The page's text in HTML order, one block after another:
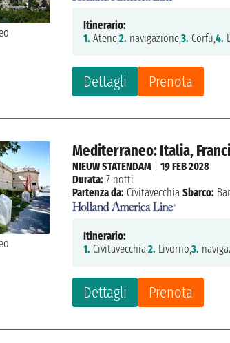
Dettagli Prenota
Itinerario:
1. Atene,2. navigazione,3. Corfù,4.
Mediterraneo: Italia,
Dettagli Prenota
NIEUW STATENDAM |19 FEB 2028
Durata: 7 notti
Partenza da: Civitavecchia Sbarco:
Itinerario:
1. Civitavecchia,2. Livorno,3.